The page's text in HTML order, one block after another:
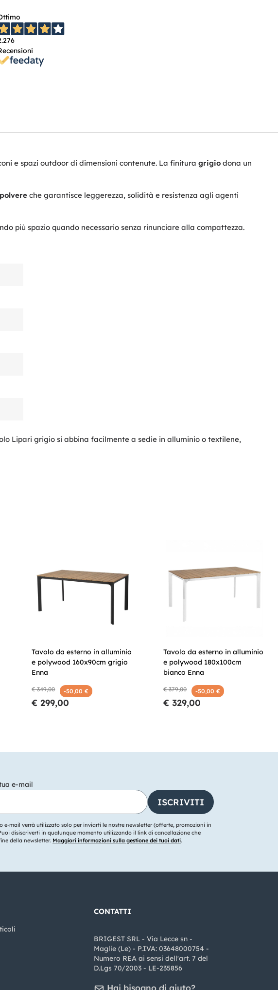
e spazi outdoor di dimensioni contenute. La finitura grigio dona un
che garantisce leggerezza, solidità e resistenza agli agenti
più spazio quando necessario senza rinunciare alla compattezza.
Lipari grigio si abbina facilmente a sedie in alluminio o textilene,
Tavolo da esterno in alluminio
e polywood 160x90cm grigio
Enna
€ 349,00 -50,00 €
€ 299,00
Tavolo da esterno in alluminio
e polywood 180x100cm
bianco Enna
€ 379,00 -50,00 €
€ 329,00
e-mail
e-mail verrà utilizzato solo per inviarti le nostre newsletter (offerte, promozioni in
disiscriverti in qualunque momento utilizzando il link di cancellazione che
della newsletter. Maggiori informazioni sulla gestione dei tuoi dati.
CONTATTI
BRIGEST SRL - Via Lecce sn -
Maglie (Le) - P.IVA: 03648000754 -
Numero REA ai sensi dell'art. 7 del
D.Lgs 70/2003 - LE-235856
Hai bisogno di aiuto?